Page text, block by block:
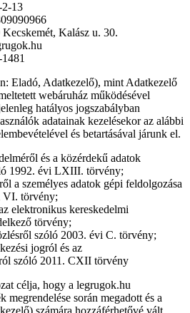
2-13
Kalász u. 30.
Eladó, Adatkezelő), mint Adatkezelő
webáruház működésével
hatályos jogszabályban
adatainak kezelésekor az alábbi
és betartásával járunk el.
és a közérdekű adatok
1992. évi LXIII. törvény;
a személyes adatok gépi feldolgozása
VI. törvény;
elektronikus kereskedelmi
törvény;
szóló 2003. évi C. törvény;
jogról és az
szóló 2011. CXII törvény
célja, hogy a legrugok.hu
megrendelése során megadott és a